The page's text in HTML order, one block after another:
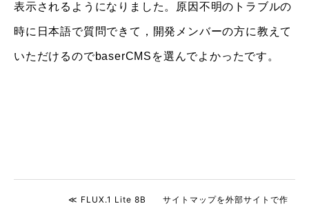
表示されるようになりました。原因不明のトラブルの
時に日本語で質問できて，開発メンバーの方に教えて
いただけるのでbaserCMSを選んでよかったです。
≪ FLUX.1 Lite 8B
サイトマップを外部サイトで作